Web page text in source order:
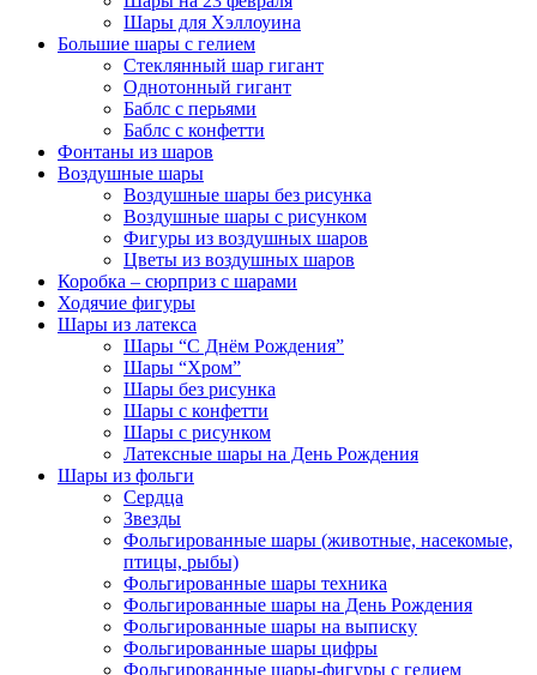
Шары для Хэллоуина
Большие шары с гелием
Стеклянный шар гигант
Однотонный гигант
Баблс с перьями
Баблс с конфетти
Фонтаны из шаров
Воздушные шары
Воздушные шары без рисунка
Воздушные шары с рисунком
Фигуры из воздушных шаров
Цветы из воздушных шаров
Коробка – сюрприз с шарами
Ходячие фигуры
Шары из латекса
Шары “С Днём Рождения”
Шары “Хром”
Шары без рисунка
Шары с конфетти
Шары с рисунком
Латексные шары на День Рождения
Шары из фольги
Сердца
Звезды
Фольгированные шары (животные, насекомые,
птицы, рыбы)
Фольгированные шары техника
Фольгированные шары на День Рождения
Фольгированные шары на выписку
Фольгированные шары цифры
Фольгированные шары-фигуры с гелием